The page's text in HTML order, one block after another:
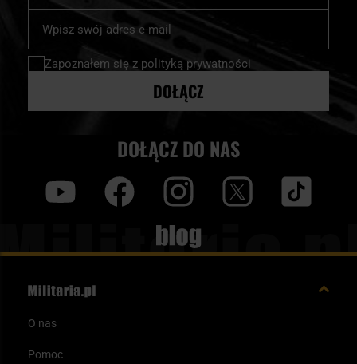
nasz
newsletter:
Zapoznałem się z polityką prywatności
DOŁĄCZ
DOŁĄCZ DO NAS
Blog
O nas
Pomoc